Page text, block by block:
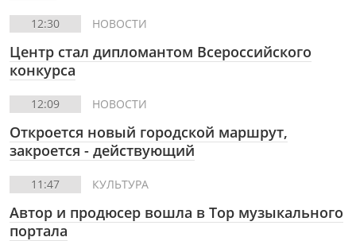
12:30 НОВОСТИ
Центр стал дипломантом Всероссийского
конкурса
12:09 НОВОСТИ
Откроется новый городской маршрут,
закроется - действующий
11:47 КУЛЬТУРА
Автор и продюсер вошла в Top музыкального
портала